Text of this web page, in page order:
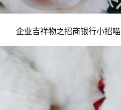
企业吉祥物之招商银行小招喵